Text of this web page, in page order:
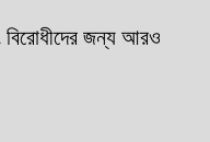
বিরোধীদের জন্য আরও